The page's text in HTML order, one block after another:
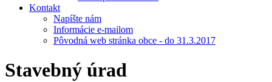
Kontakt
Napíšte nám
Informácie e-mailom
Pôvodná web stránka obce - do 31.3.2017
Stavebný úrad